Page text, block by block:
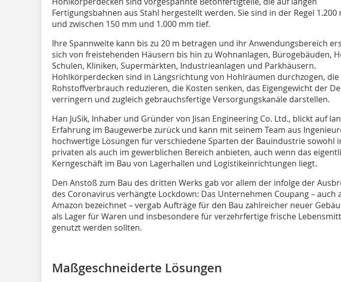
Fertigungsbahnen aus Stahl hergestellt werden. Sie sind in der Regel
und zwischen 150 mm und 1.000 mm tief.
Ihre Spannweite kann bis zu 20 m betragen und ihr Anwendungsbereich
sich von freistehenden Häusern bis hin zu Wohnanlagen, Bürogebäuden,
Schulen, Kliniken, Supermärkten, Industrieanlagen und Parkhäusern.
Hohlkörperdecken sind in Längsrichtung von Hohlräumen durchzogen, die
Rohstoffverbrauch reduzieren, die Kosten senken, das Eigengewicht der
verringern und zugleich gebrauchsfertige Versorgungskanäle darstellen.
Han JuSik, Inhaber und Gründer von Jisan Engineering Co. Ltd., blickt auf
Erfahrung im Baugewerbe zurück und kann mit seinem Team aus
hochwertige Lösungen für verschiedene Sparten der Bauindustrie sowohl
privaten als auch im gewerblichen Bereich anbieten, auch wenn das
Kerngeschäft im Bau von Lagerhallen und Logistikeinrichtungen liegt.
Den Anstoß zum Bau des dritten Werks gab vor allem der infolge der
des Coronavirus verhängte Lockdown: Das Unternehmen Coupang – auch
Amazon bezeichnet – vergab Aufträge für den Bau zahlreicher neuer
als Lager für Waren und insbesondere für verzehrfertige frische
genutzt werden sollten.
Maßgeschneiderte Lösungen